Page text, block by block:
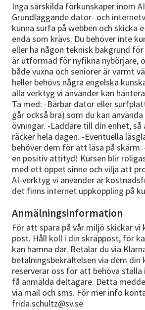
Inga särskilda förkunskaper inom
Grundläggande dator- och
kunna surfa på webben och skicka
enda som krävs. Du behöver inte
eller ha någon teknisk bakgrund
är utformad för nyfikna nybörjare,
både vuxna och seniorer är varmt
heller behövs några engelska
alla verktyg vi använder kan
Ta med: -Bärbar dator eller
går också bra) som du kan
övningar. -Laddare till din enhet,
räcker hela dagen. -Eventuella
behöver dem för att läsa på
en positiv attityd! Kursen blir
med ett öppet sinne och vilja att
AI-verktyg vi använder är
det finns internet uppkoppling på
Anmälningsinformation
För att spara på vår miljö skickar vi
post. Håll koll i din skräppost, för
kan hamna där. Betalar du via
betalningsbekräftelsen via dem din
reserverar oss för att behöva
få anmälda deltagare. Detta
via mail och sms. För mer info
frida.schultz@sv.se